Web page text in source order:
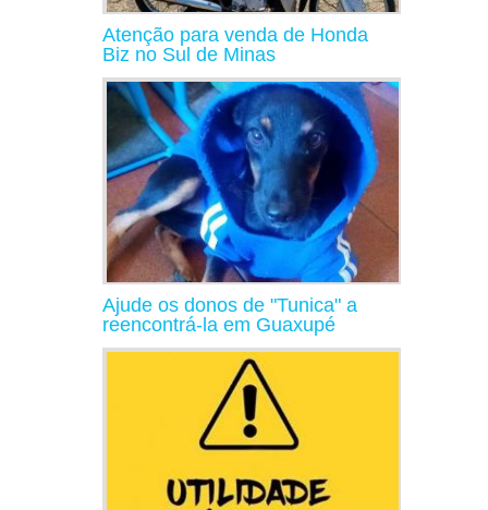
Atenção para venda de Honda
Biz no Sul de Minas
Ajude os donos de "Tunica" a
reencontrá-la em Guaxupé